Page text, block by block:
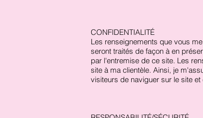
CONFIDENTIALITÉ
Les renseignements que vous
seront traités de façon à en
par l'entremise de ce site. Les
site à ma clientèle. Ainsi, je
visiteurs de naviguer sur le site